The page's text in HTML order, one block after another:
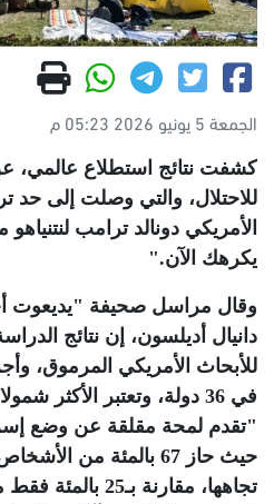
الجمعة 5 يونيو 2026 05:23 م
كشفت نتائج استطلاع عالمي،
للاحتلال، والتي وصلت إلى حد
الأمريكي دونالد ترامب
يكرهك الآن".
وقال مراسل صحيفة "يديعوت
دانيال أديلسون، إن نتائج
في 36 دولة، وتعتبر ‏الأكثر
"تقدم لمحة مقلقة عن وضع
حيث حاز 67 بالمئة ‏من
تجاهها، مقارنة